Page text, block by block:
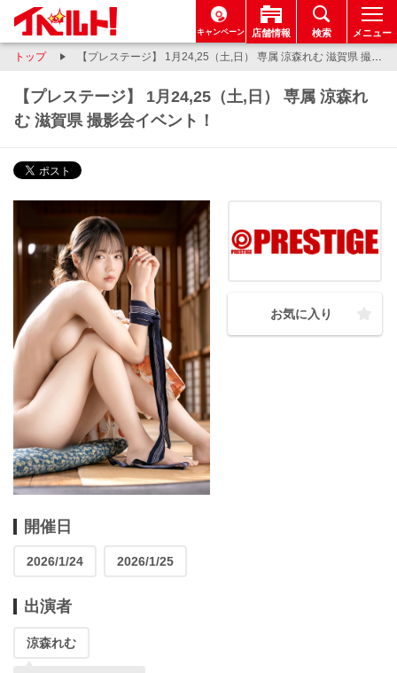
キャンペーン 店舗情報 検索 メニュー
トップ 【プレステージ】 1月24,25（土,日） 専属 涼森れむ 滋賀県 撮影会イベント！
【プレステージ】 1月24,25（土,日） 専属 涼森れ
む 滋賀県 撮影会イベント！
お気に入り
開催日
2026/1/24 2026/1/25
出演者
涼森れむ